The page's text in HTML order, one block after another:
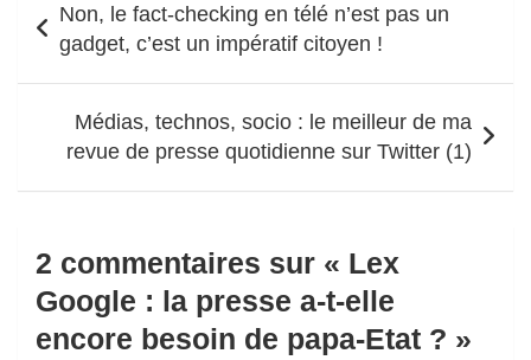
de
Non, le fact-checking en télé n’est pas un
gadget, c’est un impératif citoyen !
Médias, technos, socio : le meilleur de ma
revue de presse quotidienne sur Twitter (1)
2 commentaires sur « Lex
Google : la presse a-t-elle
encore besoin de papa-Etat ? »